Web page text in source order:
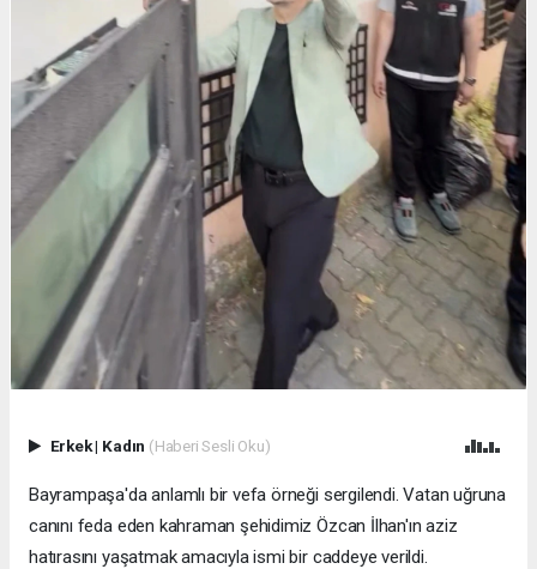
Erkek| Kadın (Haberi Sesli Oku)
Bayrampaşa'da anlamlı bir vefa örneği sergilendi. Vatan uğruna
canını feda eden kahraman şehidimiz Özcan İlhan'ın aziz
hatırasını yaşatmak amacıyla ismi bir caddeye verildi.